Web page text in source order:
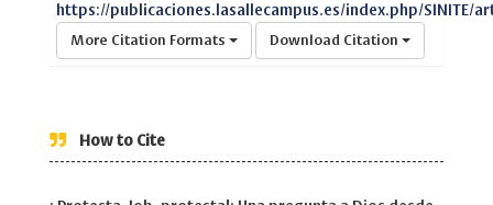
https://publicaciones.lasallecampus.es/index.php/SINITE/
More Citation Formats Download Citation
How to Cite